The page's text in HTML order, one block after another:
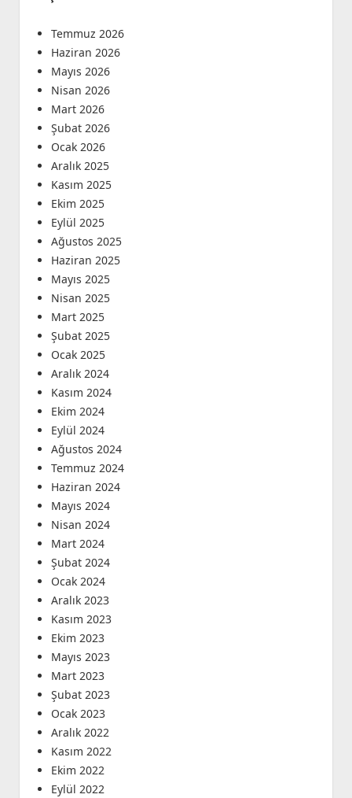
Temmuz 2026
Haziran 2026
Mayıs 2026
Nisan 2026
Mart 2026
Şubat 2026
Ocak 2026
Aralık 2025
Kasım 2025
Ekim 2025
Eylül 2025
Ağustos 2025
Haziran 2025
Mayıs 2025
Nisan 2025
Mart 2025
Şubat 2025
Ocak 2025
Aralık 2024
Kasım 2024
Ekim 2024
Eylül 2024
Ağustos 2024
Temmuz 2024
Haziran 2024
Mayıs 2024
Nisan 2024
Mart 2024
Şubat 2024
Ocak 2024
Aralık 2023
Kasım 2023
Ekim 2023
Mayıs 2023
Mart 2023
Şubat 2023
Ocak 2023
Aralık 2022
Kasım 2022
Ekim 2022
Eylül 2022